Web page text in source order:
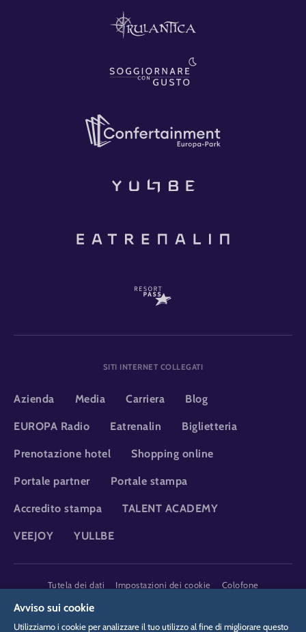
SITI INTERNET COLLEGATI
Azienda Media Carriera Blog
EUROPA Radio Eatrenalin Biglietteria
Prenotazione hotel Shopping online
Portale partner Portale stampa
Accredito stampa TALENT ACADEMY
VEEJOY YULLBE
DSGVO
Tutela dei dati Impostazioni dei cookie
Colofone
Avviso sui cookie
Utilizziamo i cookie per analizzare il tuo utilizzo al fine di migliorare questo